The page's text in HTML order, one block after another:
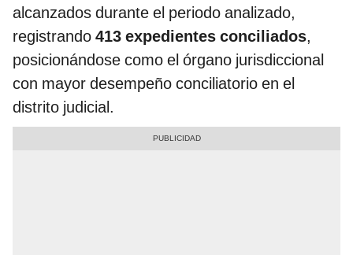
alcanzados durante el periodo analizado,
registrando 413 expedientes conciliados,
posicionándose como el órgano jurisdiccional
con mayor desempeño conciliatorio en el
distrito judicial.